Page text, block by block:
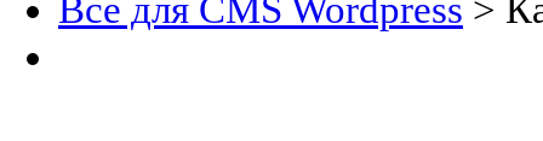
Все для CMS Wordpress >